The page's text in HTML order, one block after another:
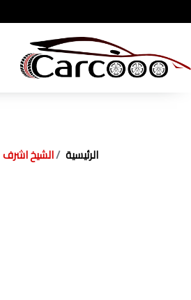
الرئيسية الشيخ اشرف